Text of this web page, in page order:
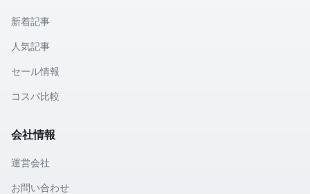
新着記事
人気記事
セール情報
コスパ比較
会社情報
運営会社
お問い合わせ